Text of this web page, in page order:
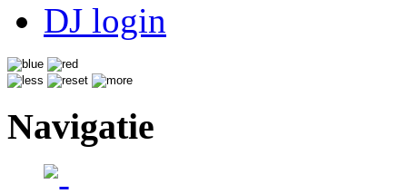
DJ login
Navigatie